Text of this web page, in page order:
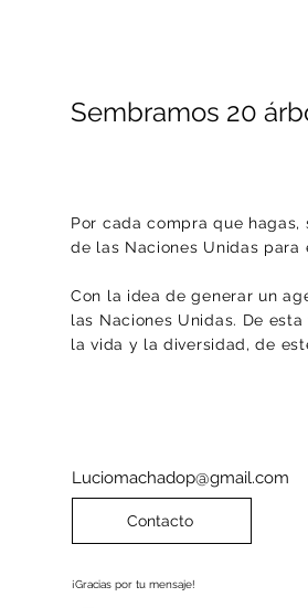
Sembramos 20
Por cada compra que
de las Naciones Unidas para
Con la idea de generar un
las Naciones Unidas. De
la vida y la diversidad, de
Luciomachadop@gmail.com
Contacto
¡Gracias por tu mensaje!